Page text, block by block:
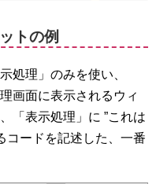
トの例
処理」のみを使い、
画面に表示されるウィ
「表示処理」に ”これは
コードを記述した、一番